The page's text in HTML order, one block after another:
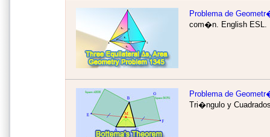
Problema de
com�n. English ESL.
Problema de
Tri�ngulo y